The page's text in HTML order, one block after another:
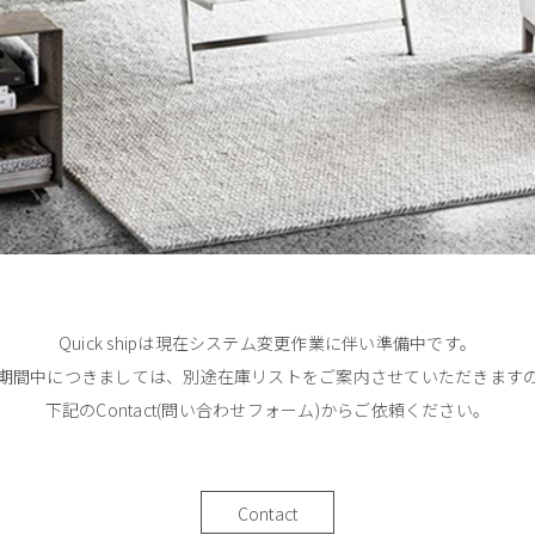
Quick shipは現在システム変更作業に伴い準備中です。
間中につきましては、別途在庫リストをご案内させていただきます
下記のContact(問い合わせフォーム)からご依頼ください。
Contact